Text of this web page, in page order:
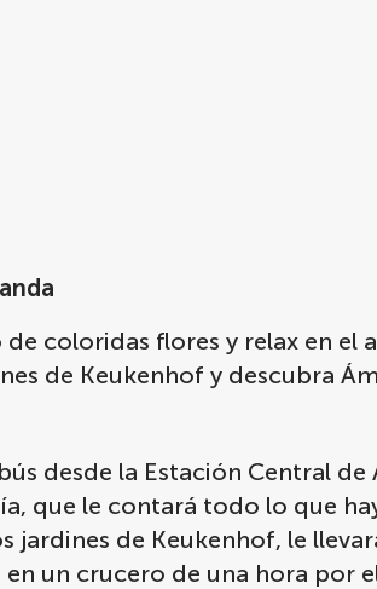
coloridas flores y relax en el
de Keukenhof y descubra
desde la Estación Central
que le contará todo lo que
jardines de Keukenhof, le
un crucero de una hora por